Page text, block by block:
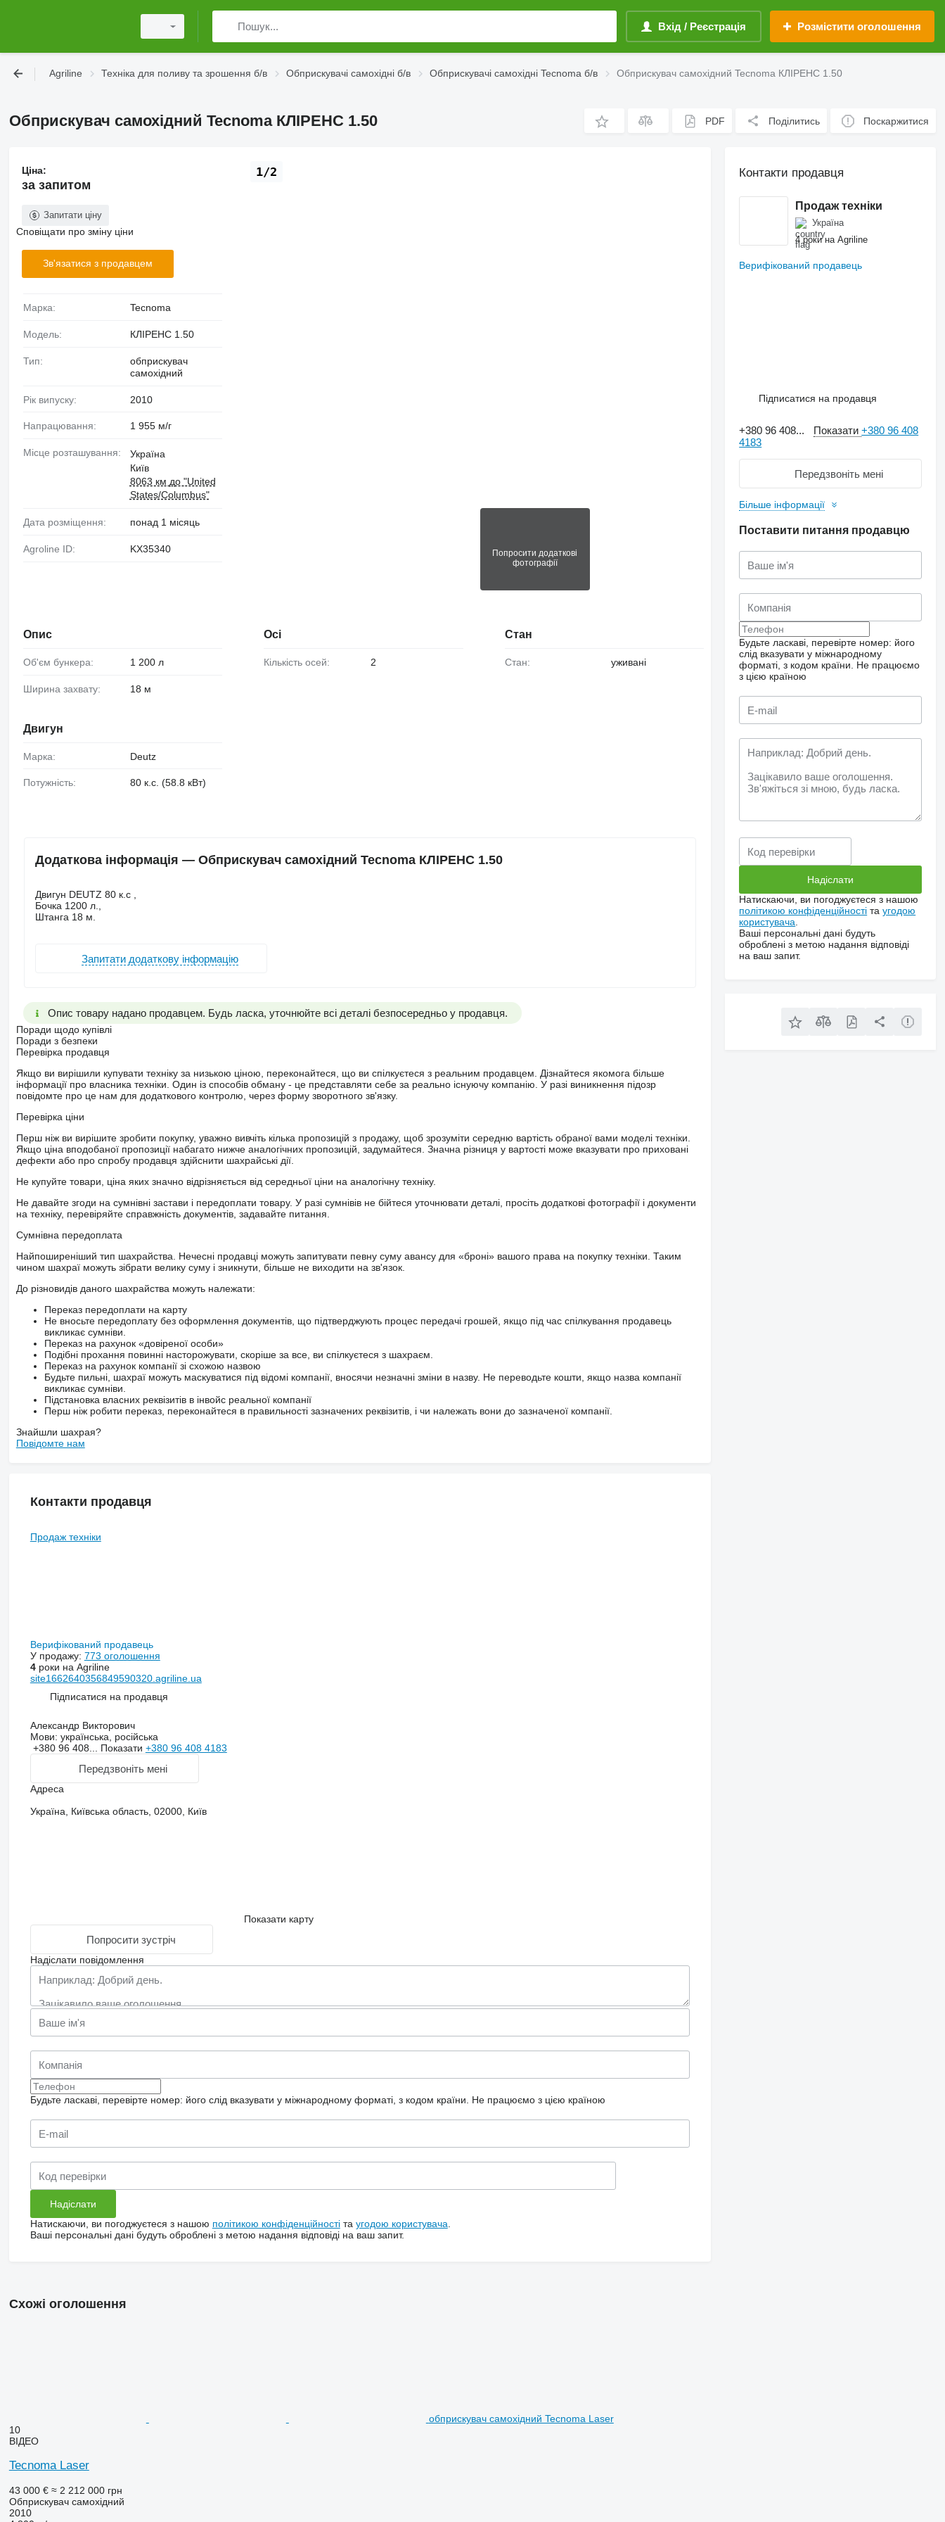
Вхід / Реєстрація Розмістити оголошення
Agriline Техніка для поливу та зрошення б/в Обприскувачі самохідні б/в Обприскувачі самохідні Tecnoma б/в Обприскувач самохідний Tecnoma КЛІРЕНС 1.50
Обприскувач самохідний Tecnoma КЛІРЕНС 1.50 PDF Поділитись Поскаржитися
Попросити додаткові
фотографії
1/2
Ціна:
за запитом
Запитати ціну
Сповіщати про зміну ціни
Зв'язатися з продавцем
Марка: Tecnoma
Модель: КЛІРЕНС 1.50
Тип:
обприскувач
самохідний
Рік випуску: 2010
Напрацювання: 1 955 м/г
Місце розташування:
Україна
Київ
8063 км до "United
States/Columbus"
Дата розміщення: понад 1 місяць
Agroline ID: KX35340
Опис
Об'єм бункера: 1 200 л
Ширина захвату: 18 м
Двигун
Марка: Deutz
Потужність: 80 к.с. (58.8 кВт)
Осі
Кількість осей: 2
Стан
Стан: уживані
Додаткова інформація — Обприскувач самохідний Tecnoma КЛІРЕНС 1.50
Двигун DEUTZ 80 к.с ,
Бочка 1200 л.,
Штанга 18 м.
Запитати додаткову інформацію
Опис товару надано продавцем. Будь ласка, уточнюйте всі деталі безпосередньо у продавця.
Поради щодо купівлі
Поради з безпеки
Перевірка продавця
Якщо ви вирішили купувати техніку за низькою ціною, переконайтеся, що ви спілкуєтеся з реальним продавцем. Дізнайтеся якомога більше
інформації про власника техніки. Один із способів обману - це представляти себе за реально існуючу компанію. У разі виникнення підозр
повідомте про це нам для додаткового контролю, через форму зворотного зв'язку.
Перевірка ціни
Перш ніж ви вирішите зробити покупку, уважно вивчіть кілька пропозицій з продажу, щоб зрозуміти середню вартість обраної вами моделі техніки.
Якщо ціна вподобаної пропозиції набагато нижче аналогічних пропозицій, задумайтеся. Значна різниця у вартості може вказувати про приховані
дефекти або про спробу продавця здійснити шахрайські дії.
Не купуйте товари, ціна яких значно відрізняється від середньої ціни на аналогічну техніку.
Не давайте згоди на сумнівні застави і передоплати товару. У разі сумнівів не бійтеся уточнювати деталі, просіть додаткові фотографії і документи
на техніку, перевіряйте справжність документів, задавайте питання.
Сумнівна передоплата
Найпоширеніший тип шахрайства. Нечесні продавці можуть запитувати певну суму авансу для «броні» вашого права на покупку техніки. Таким
чином шахраї можуть зібрати велику суму і зникнути, більше не виходити на зв'язок.
До різновидів даного шахрайства можуть належати:
Переказ передоплати на карту
Не вносьте передоплату без оформлення документів, що підтверджують процес передачі грошей, якщо під час спілкування продавець
викликає сумніви.
Переказ на рахунок «довіреної особи»
Подібні прохання повинні насторожувати, скоріше за все, ви спілкуєтеся з шахраєм.
Переказ на рахунок компанії зі схожою назвою
Будьте пильні, шахраї можуть маскуватися під відомі компанії, вносячи незначні зміни в назву. Не переводьте кошти, якщо назва компанії
викликає сумніви.
Підстановка власних реквізитів в інвойс реальної компанії
Перш ніж робити переказ, переконайтеся в правильності зазначених реквізитів, і чи належать вони до зазначеної компанії.
Знайшли шахрая?
Повідомте нам
Контакти продавця
Продаж техніки
Верифікований продавець
У продажу: 773 оголошення
4роки на Agriline
site1662640356849590320.agriline.ua
Підписатися на продавця
Александр Викторович
Мови: українська, російська
+380 96 408... Показати +380 96 408 4183
Передзвоніть мені
Адреса
Україна, Київська область, 02000, Київ
Показати карту
Попросити зустріч
Надіслати повідомлення
Будьте ласкаві, перевірте номер: його слід вказувати у міжнародному форматі, з кодом країни. Не працюємо з цією країною
Натискаючи, ви погоджуєтеся з нашою політикою конфіденційностіта угодою користувача
Ваші персональні дані будуть оброблені з метою надання відповіді на ваш запит.
Контакти продавця
Продаж техніки
Україна
4 роки на Agriline
Верифікований продавець
Підписатися на продавця
+380 96 408... Показати+380 96 408
4183
Передзвоніть мені
Більше інформації
Поставити питання продавцю
Будьте ласкаві, перевірте номер: його
слід вказувати у міжнародному
форматі, з кодом країни.
Не працюємо
з цією країною
Натискаючи, ви погоджуєтеся з нашою
політикою конфіденційності таугодою
користувача
Ваші персональні дані будуть
оброблені з метою надання відповіді
на ваш запит.
Схожі оголошення
обприскувач самохідний Tecnoma Laser
10
ВІДЕО
Tecnoma Laser
43 000 € ≈ 2 212 000 грн
Обприскувач самохідний
2010